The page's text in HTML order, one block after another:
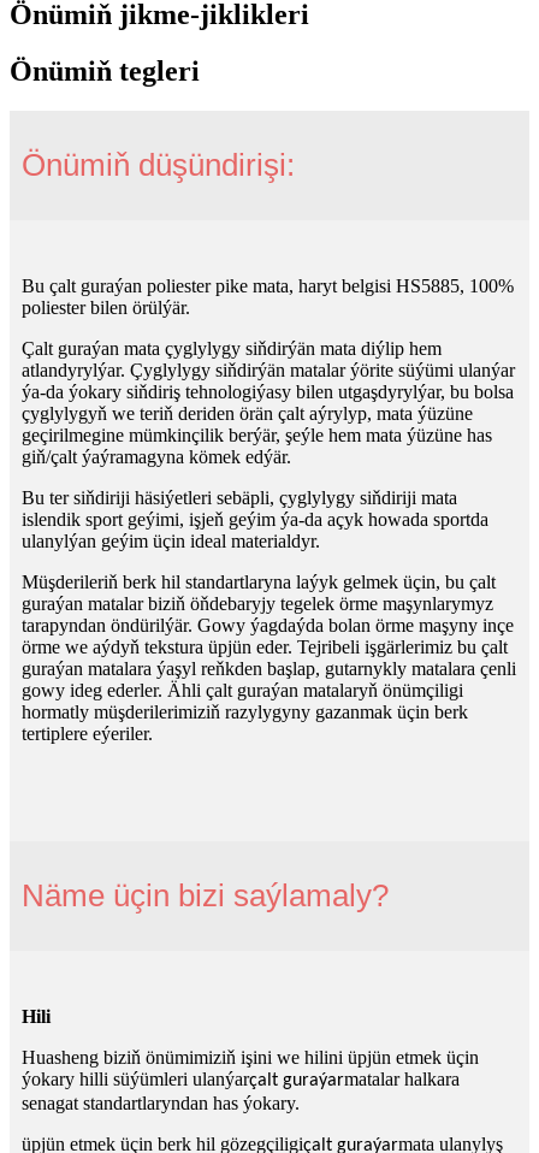
Önümiň jikme-jiklikleri
Önümiň tegleri
Önümiň düşündirişi:
Bu çalt guraýan poliester pike mata, haryt belgisi HS5885, 100%
poliester bilen örülýär.
Çalt guraýan mata çyglylygy siňdirýän mata diýlip hem
atlandyrylýar. Çyglylygy siňdirýän matalar ýörite süýümi ulanýar
ýa-da ýokary siňdiriş tehnologiýasy bilen utgaşdyrylýar, bu bolsa
çyglylygyň we teriň deriden örän çalt aýrylyp, mata ýüzüne
geçirilmegine mümkinçilik berýär, şeýle hem mata ýüzüne has
giň/çalt ýaýramagyna kömek edýär.
Bu ter siňdiriji häsiýetleri sebäpli, çyglylygy siňdiriji mata
islendik sport geýimi, işjeň geýim ýa-da açyk howada sportda
ulanylýan geýim üçin ideal materialdyr.
Müşderileriň berk hil standartlaryna laýyk gelmek üçin, bu çalt
guraýan matalar biziň öňdebaryjy tegelek örme maşynlarymyz
tarapyndan öndürilýär. Gowy ýagdaýda bolan örme maşyny inçe
örme we aýdyň tekstura üpjün eder. Tejribeli işgärlerimiz bu çalt
guraýan matalara ýaşyl reňkden başlap, gutarnykly matalara çenli
gowy ideg ederler. Ähli çalt guraýan matalaryň önümçiligi
hormatly müşderilerimiziň razylygyny gazanmak üçin berk
tertiplere eýeriler.
Näme üçin bizi saýlamaly?
Hili
Huasheng biziň önümimiziň işini we hilini üpjün etmek üçin
ýokary hilli süýümleri ulanýarçalt guraýarmatalar halkara
senagat standartlaryndan has ýokary.
üpjün etmek üçin berk hil gözegçiligiçalt guraýarmata ulanylyş